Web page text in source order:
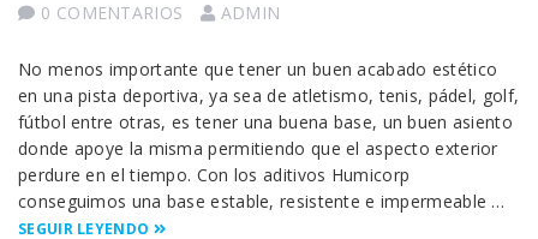
0 COMENTARIOS
ADMIN
No menos importante que tener un buen acabado estético
en una pista deportiva, ya sea de atletismo, tenis, pádel, golf,
fútbol entre otras, es tener una buena base, un buen asiento
donde apoye la misma permitiendo que el aspecto exterior
perdure en el tiempo. Con los aditivos Humicorp
conseguimos una base estable, resistente e impermeable …
SEGUIR LEYENDO